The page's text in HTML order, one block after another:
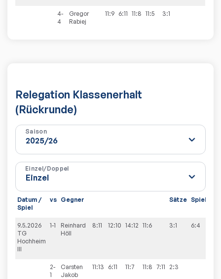
4-
4
Gregor
Rabiej
11:9 6:11 11:8 11:5 3:1
Relegation Klassenerhalt
(Rückrunde)
Saison
Einzel/Doppel
Datum /
Spiel
vs Gegner Sätze Spiele
9.5.2026
TG
Hochheim
III
1-1
Reinhard
Höll
8:11 12:10 14:12 11:6 3:1 6:4
2-
1
Carsten
Jakob
11:13 6:11 11:7 11:8 7:11 2:3